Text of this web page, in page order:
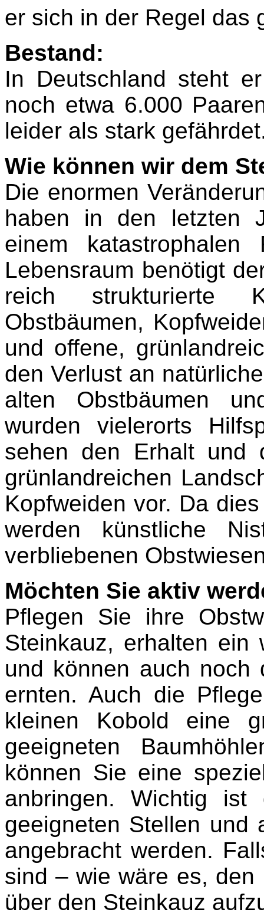
er sich in der Regel das
Bestand:
In Deutschland steht
noch etwa 6.000
leider als stark
Wie können wir dem
Die enormen
haben in den letzten
einem katastrophalen
Lebensraum benötigt
reich strukturierte
Obstbäumen,
und offene,
den Verlust an
alten Obstbäumen
wurden vielerorts
sehen den Erhalt und
grünlandreichen
Kopfweiden vor. Da
werden künstliche
verbliebenen
Möchten Sie aktiv
Pflegen Sie ihre
Steinkauz, erhalten ein
und können auch noch
ernten. Auch die
kleinen Kobold eine
geeigneten
können Sie eine
anbringen. Wichtig
geeigneten Stellen und
angebracht werden.
sind – wie wäre es, den
über den Steinkauz